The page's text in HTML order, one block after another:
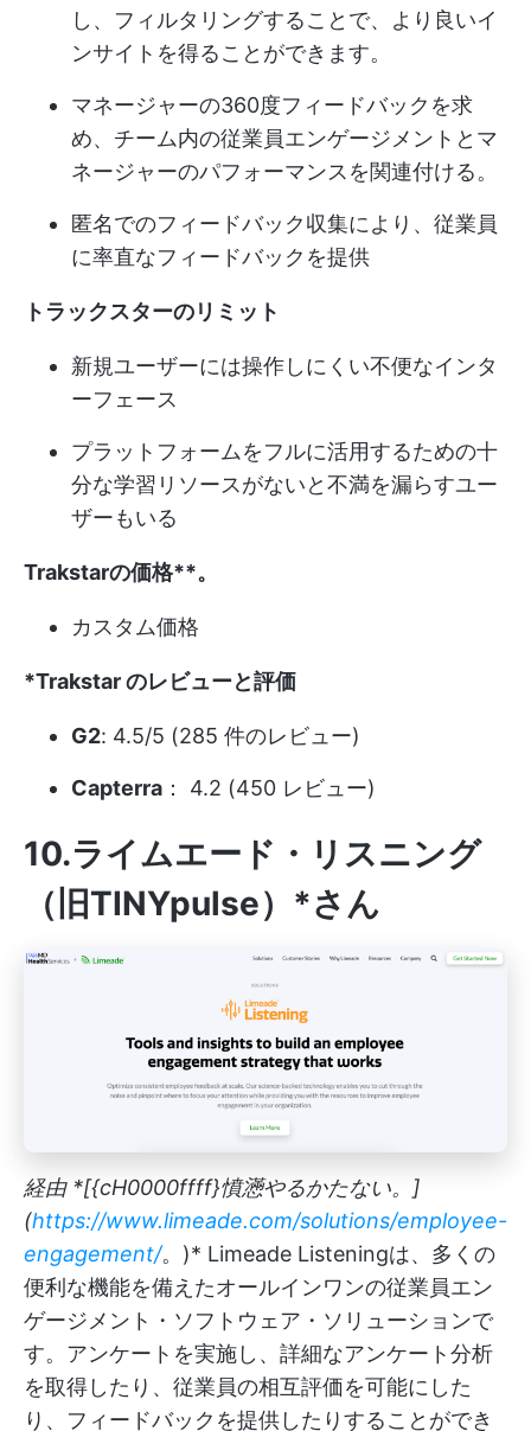
し、フィルタリングすることで、より良いイ
ンサイトを得ることができます。
マネージャーの360度フィードバックを求
め、チーム内の従業員エンゲージメントとマ
ネージャーのパフォーマンスを関連付ける。
匿名でのフィードバック収集により、従業員
に率直なフィードバックを提供
トラックスターのリミット
新規ユーザーには操作しにくい不便なインタ
ーフェース
プラットフォームをフルに活用するための十
分な学習リソースがないと不満を漏らすユー
ザーもいる
Trakstarの価格**。
カスタム価格
*Trakstar のレビューと評価
G2: 4.5/5 (285 件のレビュー)
Capterra ： 4.2 (450 レビュー)
10.ライムエード・リスニング
（旧TINYpulse）*さん
経由 *[{cH0000ffff}憤懣やるかたない。]
(https://www.limeade.com/solutions/employee-
engagement/。)* Limeade Listeningは、多くの
便利な機能を備えたオールインワンの従業員エン
ゲージメント・ソフトウェア・ソリューションで
す。アンケートを実施し、詳細なアンケート分析
を取得したり、従業員の相互評価を可能にした
り、フィードバックを提供したりすることができ